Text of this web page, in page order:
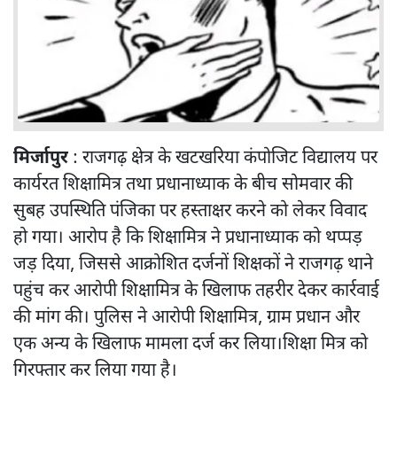
मिर्जापुर : राजगढ़ क्षेत्र के खटखरिया कंपोजिट विद्यालय पर
कार्यरत शिक्षामित्र तथा प्रधानाध्याक के बीच सोमवार की
सुबह उपस्थिति पंजिका पर हस्ताक्षर करने को लेकर विवाद
हो गया। आरोप है कि शिक्षामित्र ने प्रधानाध्याक को थप्पड़
जड़ दिया, जिससे आक्रोशित दर्जनों शिक्षकों ने राजगढ़ थाने
पहुंच कर आरोपी शिक्षामित्र के खिलाफ तहरीर देकर कार्रवाई
की मांग की। पुलिस ने आरोपी शिक्षामित्र, ग्राम प्रधान और
एक अन्य के खिलाफ मामला दर्ज कर लिया।शिक्षा मित्र को
गिरफ्तार कर लिया गया है।